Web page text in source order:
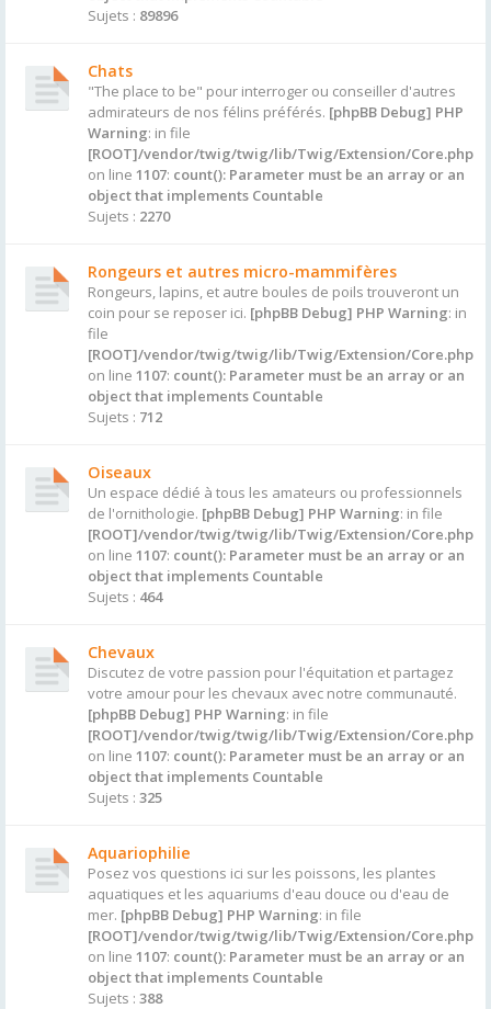
Sujets : 89896
Chats
"The place to be" pour interroger ou conseiller d'autres
admirateurs de nos félins préférés. [phpBB Debug] PHP
Warning: in file
[ROOT]/vendor/twig/twig/lib/Twig/Extension/Core.php
on line 1107: count(): Parameter must be an array or an
object that implements Countable
Sujets : 2270
Rongeurs et autres micro-mammifères
Rongeurs, lapins, et autre boules de poils trouveront un
coin pour se reposer ici. [phpBB Debug] PHP Warning: in
file
[ROOT]/vendor/twig/twig/lib/Twig/Extension/Core.php
on line 1107: count(): Parameter must be an array or an
object that implements Countable
Sujets : 712
Oiseaux
Un espace dédié à tous les amateurs ou professionnels
de l'ornithologie. [phpBB Debug] PHP Warning: in file
[ROOT]/vendor/twig/twig/lib/Twig/Extension/Core.php
on line 1107: count(): Parameter must be an array or an
object that implements Countable
Sujets : 464
Chevaux
Discutez de votre passion pour l'équitation et partagez
votre amour pour les chevaux avec notre communauté.
[phpBB Debug] PHP Warning: in file
[ROOT]/vendor/twig/twig/lib/Twig/Extension/Core.php
on line 1107: count(): Parameter must be an array or an
object that implements Countable
Sujets : 325
Aquariophilie
Posez vos questions ici sur les poissons, les plantes
aquatiques et les aquariums d'eau douce ou d'eau de
mer. [phpBB Debug] PHP Warning: in file
[ROOT]/vendor/twig/twig/lib/Twig/Extension/Core.php
on line 1107: count(): Parameter must be an array or an
object that implements Countable
Sujets : 388